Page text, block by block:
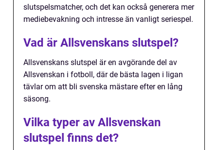
slutspelsmatcher, och det kan också generera mer
mediebevakning och intresse än vanligt seriespel.
Vad är Allsvenskans slutspel?
Allsvenskans slutspel är en avgörande del av
Allsvenskan i fotboll, där de bästa lagen i ligan
tävlar om att bli svenska mästare efter en lång
säsong.
Vilka typer av Allsvenskan
slutspel finns det?